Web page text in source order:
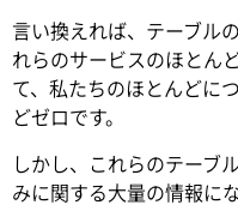
言い換えれば、テーブル
れらのサービスのほとん
て、私たちのほとんどに
どゼロです。
しかし、これらのテーブ
みに関する大量の情報にな